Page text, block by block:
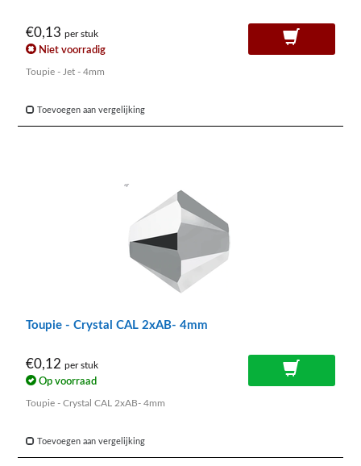
€0,13 per stuk
Niet voorradig
Toupie - Jet - 4mm
Toevoegen aan vergelijking
Toupie - Crystal CAL 2xAB- 4mm
€0,12 per stuk
Op voorraad
Toupie - Crystal CAL 2xAB- 4mm
Toevoegen aan vergelijking